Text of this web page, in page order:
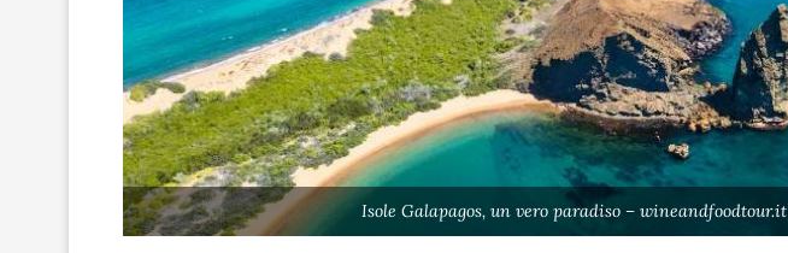
Isole Galapagos, un vero paradiso – wineandfoodtour.it